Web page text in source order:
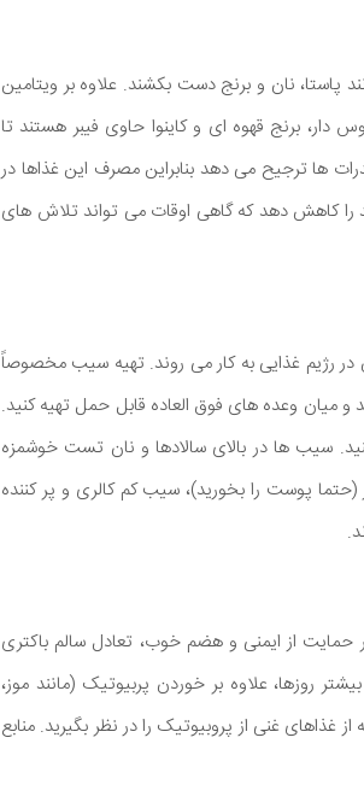
پاستا، نان و برنج دست بكشند. علاوه بر ویتامین
دار، برنج قهوه ای و کاینوا حاوی فیبر هستند تا
ها ترجیح می دهد بنابراین مصرف این غذاها در
را کاهش دهد که گاهی اوقات می تواند تلاش های
در رژیم غذایی به کار می روند. تهیه سیب مخصوصاً
میان وعده های فوق العاده قابل حمل تهیه کنید.
سیب ها در بالای سالادها و نان تست خوشمزه
پوست را بخورید)، سیب کم کالری و پر کننده
از ایمنی و هضم خوب، تعادل سالم باکتری
علاوه بر خوردن پربیوتیک (مانند موز،
غنی از پروبیوتیک را در نظر بگیرید. منابع